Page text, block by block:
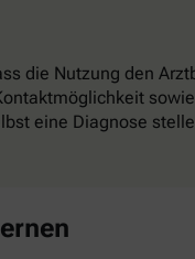
die Nutzung den
eine Diagnose